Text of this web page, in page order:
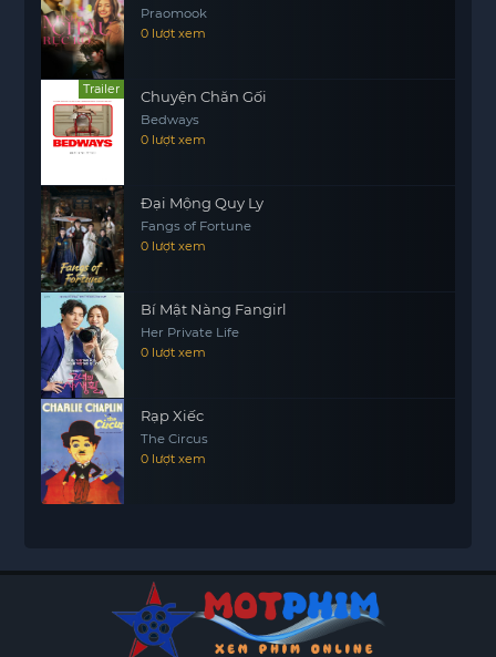
Praomook
0 lượt xem
Trailer Chuyện Chăn Gối
Bedways
0 lượt xem
Đại Mộng Quy Ly
Fangs of Fortune
0 lượt xem
Bí Mật Nàng Fangirl
Her Private Life
0 lượt xem
Rạp Xiếc
The Circus
0 lượt xem